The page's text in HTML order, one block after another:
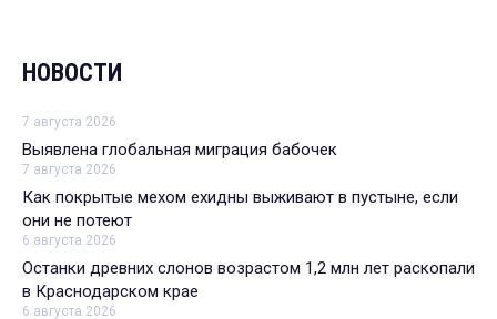
НОВОСТИ
7 августа 2026
Выявлена глобальная миграция бабочек
7 августа 2026
Как покрытые мехом ехидны выживают в пустыне, если
они не потеют
6 августа 2026
Останки древних слонов возрастом 1,2 млн лет раскопали
в Краснодарском крае
6 августа 2026